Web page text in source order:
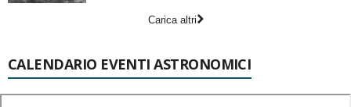
Carica altri
CALENDARIO EVENTI ASTRONOMICI